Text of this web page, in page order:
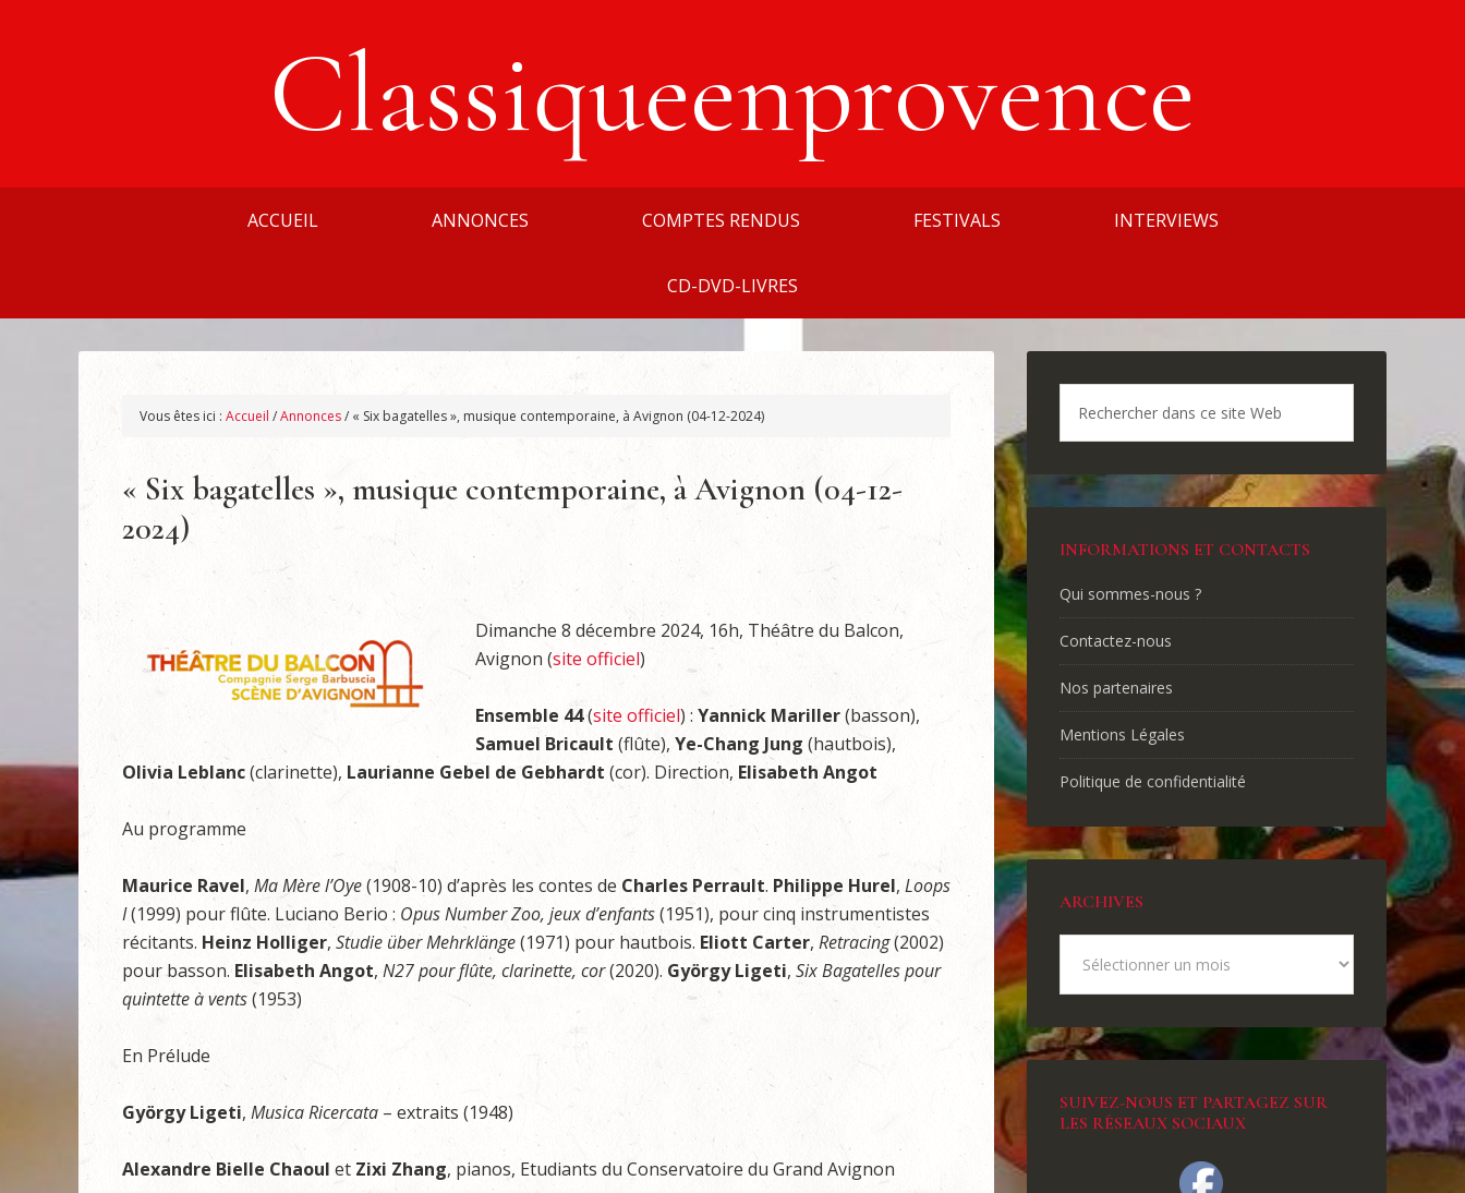
Classiqueenprovence
ACCUEIL ANNONCES COMPTES RENDUS FESTIVALS INTERVIEWS
CD-DVD-LIVRES
Vous êtes ici : Accueil /Annonces/ « Six bagatelles », musique contemporaine, à Avignon (04-12-2024)
« Six bagatelles », musique contemporaine, à Avignon (04-12-
2024)
Dimanche 8 décembre 2024, 16h, Théâtre du Balcon,
Avignon (site officiel)
Ensemble 44(site officiel) : Yannick Mariller(basson),
Samuel Bricault (flûte), Ye-Chang Jung (hautbois),
Olivia Leblanc(clarinette), Laurianne Gebel de Gebhardt (cor). Direction, Elisabeth Angot
Au programme
Maurice Ravel, Ma Mère l’Oye(1908-10) d’après les contes de Charles Perrault. Philippe Hurel, Loops
I(1999) pour flûte. Luciano Berio : Opus Number Zoo, jeux d’enfants(1951), pour cinq instrumentistes
récitants. Heinz Holliger, Studie über Mehrklänge(1971) pour hautbois. Eliott Carter, Retracing(2002)
pour basson.Elisabeth Angot, N27 pour flûte, clarinette, cor(2020). György Ligeti, Six Bagatelles pour
quintette à vents(1953)
En Prélude
György Ligeti, Musica Ricercata – extraits (1948)
Alexandre Bielle Chaoul et Zixi Zhang, pianos, Etudiants du Conservatoire du Grand Avignon
INFORMATIONS ET CONTACTS
Qui sommes-nous ?
Contactez-nous
Nos partenaires
Mentions Légales
Politique de confidentialité
ARCHIVES
SUIVEZ-NOUS ET PARTAGEZ SUR
LES RÉSEAUX SOCIAUX